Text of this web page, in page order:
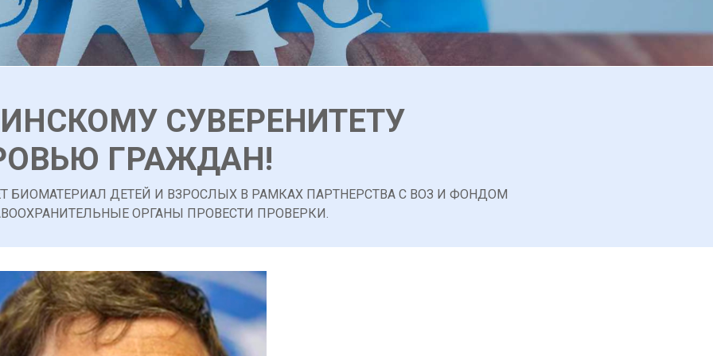
СУВЕРЕНИТЕТУ
ГРАЖДАН!
БИОМАТЕРИАЛ ДЕТЕЙ И ВЗРОСЛЫХ В РАМКАХ ПАРТНЕРСТВА С ВОЗ И ФОНДОМ
ОРГАНЫ ПРОВЕСТИ ПРОВЕРКИ.